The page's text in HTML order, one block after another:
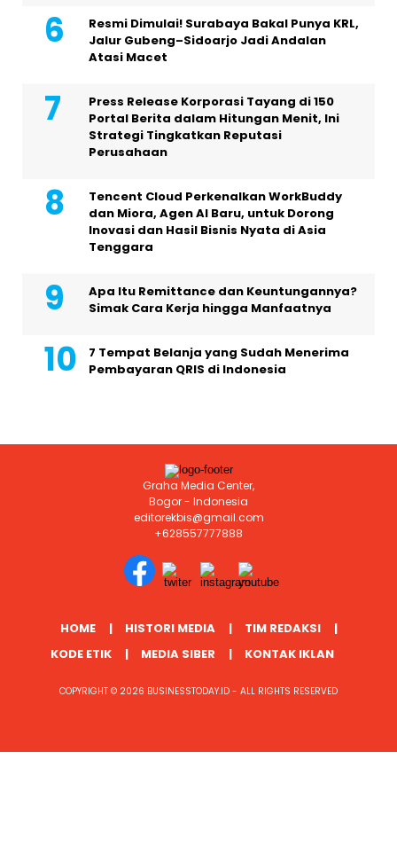
Resmi Dimulai! Surabaya Bakal Punya KRL,
Jalur Gubeng–Sidoarjo Jadi Andalan
Atasi Macet
Press Release Korporasi Tayang di 150
Portal Berita dalam Hitungan Menit, Ini
Strategi Tingkatkan Reputasi
Perusahaan
Tencent Cloud Perkenalkan WorkBuddy
dan Miora, Agen AI Baru, untuk Dorong
Inovasi dan Hasil Bisnis Nyata di Asia
Tenggara
Apa Itu Remittance dan Keuntungannya?
Simak Cara Kerja hingga Manfaatnya
7 Tempat Belanja yang Sudah Menerima
Pembayaran QRIS di Indonesia
Graha Media Center,
Bogor - Indonesia
editorekbis@gmail.com
+628557777888
HOME HISTORI MEDIA
TIM REDAKSI
KODE ETIK
MEDIA SIBER KONTAK IKLAN
COPYRIGHT © 2026 BUSINESSTODAY.ID - ALL RIGHTS RESERVED